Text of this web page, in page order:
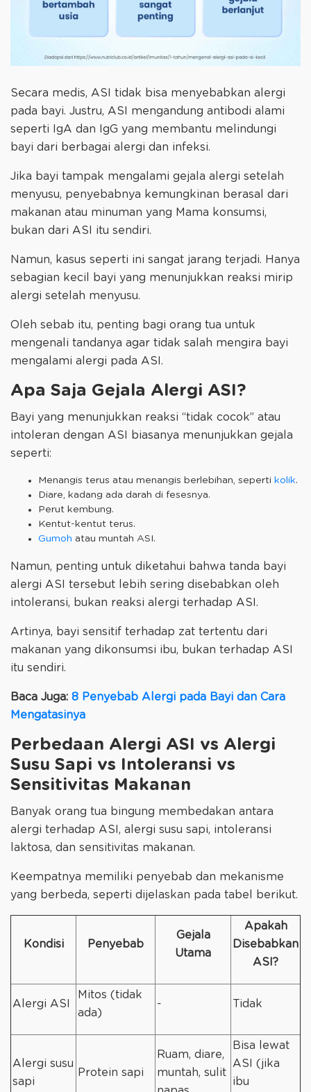
Secara medis, ASI tidak bisa menyebabkan alergi
pada bayi. Justru, ASI mengandung antibodi alami
seperti IgA dan IgG yang membantu melindungi
bayi dari berbagai alergi dan infeksi.
Jika bayi tampak mengalami gejala alergi setelah
menyusu, penyebabnya kemungkinan berasal dari
makanan atau minuman yang Mama konsumsi,
bukan dari ASI itu sendiri.
Namun, kasus seperti ini sangat jarang terjadi. Hanya
sebagian kecil bayi yang menunjukkan reaksi mirip
alergi setelah menyusu.
Oleh sebab itu, penting bagi orang tua untuk
mengenali tandanya agar tidak salah mengira bayi
mengalami alergi pada ASI.
Apa Saja Gejala Alergi ASI?
Bayi yang menunjukkan reaksi “tidak cocok” atau
intoleran dengan ASI biasanya menunjukkan gejala
seperti:
Menangis terus atau menangis berlebihan, seperti kolik.
Diare, kadang ada darah di fesesnya.
Perut kembung.
Kentut-kentut terus.
Gumoh atau muntah ASI.
Namun, penting untuk diketahui bahwa tanda bayi
alergi ASI tersebut lebih sering disebabkan oleh
intoleransi, bukan reaksi alergi terhadap ASI.
Artinya, bayi sensitif terhadap zat tertentu dari
makanan yang dikonsumsi ibu, bukan terhadap ASI
itu sendiri.
Baca Juga: 8 Penyebab Alergi pada Bayi dan Cara
Mengatasinya
Perbedaan Alergi ASI vs Alergi
Susu Sapi vs Intoleransi vs
Sensitivitas Makanan
Banyak orang tua bingung membedakan antara
alergi terhadap ASI, alergi susu sapi, intoleransi
laktosa, dan sensitivitas makanan.
Keempatnya memiliki penyebab dan mekanisme
yang berbeda, seperti dijelaskan pada tabel berikut.
Kondisi Penyebab
Gejala
Utama
Apakah
Disebabkan
ASI?
Alergi ASI
Mitos (tidak
ada)
- Tidak
Alergi susu
sapi
Protein sapi
Ruam, diare,
muntah, sulit
Bisa lewat
ASI (jika
ibu